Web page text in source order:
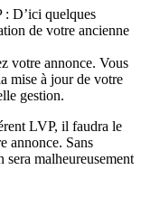
: D’ici quelques
de votre ancienne
votre annonce. Vous
mise à jour de votre
gestion.
LVP, il faudra le
annonce. Sans
malheureusement